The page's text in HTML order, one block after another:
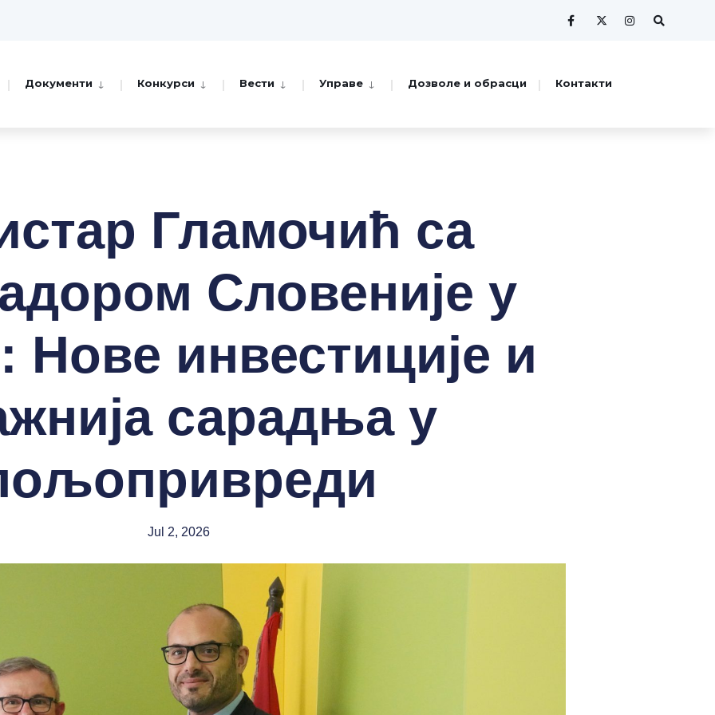
Документи Конкурси Вести Управе Дозволе и обрасци Контакти
Гламочић са
Словеније у
Нове инвестиције и
сарадња у
Jul 2, 2026